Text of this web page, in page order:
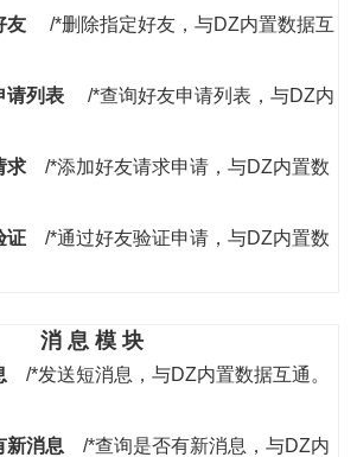
友 /*删除指定好友，与DZ内置数据互
请列表 /*查询好友申请列表，与DZ内
求 /*添加好友请求申请，与DZ内置数
证 /*通过好友验证申请，与DZ内置数
消 息 模 块
/*发送短消息，与DZ内置数据互通。
新消息
/*查询是否有新消息，与DZ内